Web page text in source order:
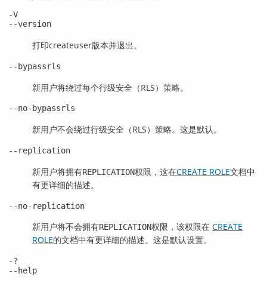
-V
--version
打印createuser版本并退出。
--bypassrls
新用户将绕过每个行级安全（RLS）策略。
--no-bypassrls
新用户不会绕过行级安全（RLS）策略。这是默认。
--replication
新用户将拥有REPLICATION权限，这在CREATE ROLE文档中
有更详细的描述。
--no-replication
新用户将不会拥有REPLICATION权限，该权限在 CREATE
ROLE的文档中有更详细的描述。这是默认设置。
-?
--help